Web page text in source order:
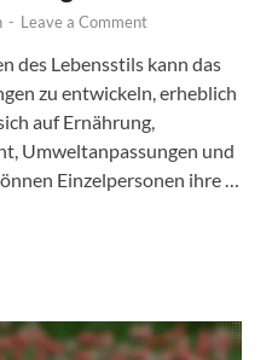
- Leave a Comment
des Lebensstils kann das
zu entwickeln, erheblich
auf Ernährung,
Umweltanpassungen und
Einzelpersonen ihre …